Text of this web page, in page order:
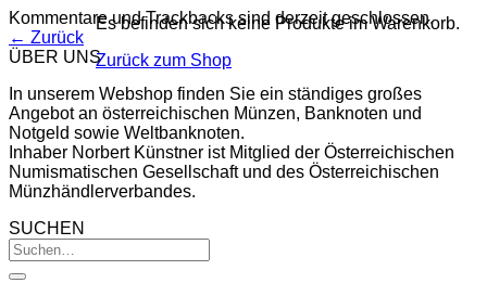
Es befinden sich keine Produkte im Warenkorb.
Zurück zum Shop
Kommentare und Trackbacks sind derzeit geschlossen.
← Zurück
ÜBER UNS
In unserem Webshop finden Sie ein ständiges großes
Angebot an österreichischen Münzen, Banknoten und
Notgeld sowie Weltbanknoten.
Inhaber Norbert Künstner ist Mitglied der Österreichischen
Numismatischen Gesellschaft und des Österreichischen
Münzhändlerverbandes.
SUCHEN